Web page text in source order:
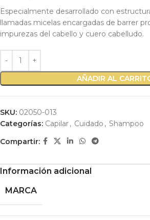
Especialmente desarrollado con
llamadas micelas encargadas de barrer
impurezas del cabello y cuero cabelludo.
AÑADIR AL
SKU: 02050-013
Categorías: Capilar, Cuidado , Shampoo
Compartir:
Información adicional
MARCA